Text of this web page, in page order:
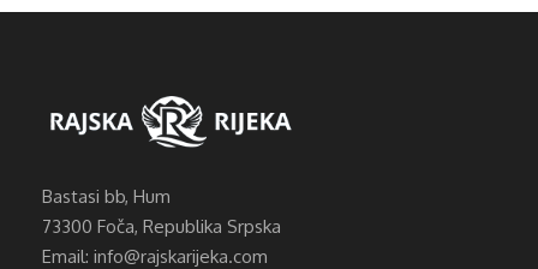
Bastasi bb, Hum
73300 Foča, Republika Srpska
Email: info@rajskarijeka.com